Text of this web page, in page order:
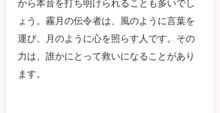
から本音を打ち明けられることも多いでし
ょう。霧月の伝令者は、風のように言葉を
運び、月のように心を照らす人です。その
力は、誰かにとって救いになることがあり
ます。